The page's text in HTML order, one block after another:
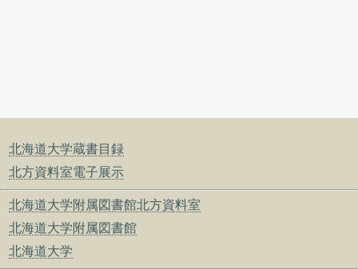
北海道大学蔵書目録
北方資料室電子展示
北海道大学附属図書館北方資料室
北海道大学附属図書館
北海道大学